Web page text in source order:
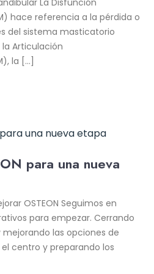
hace referencia a la pérdida o
del sistema masticatorio
Articulación
la […]
para una nueva
OSTEON Seguimos en
para empezar. Cerrando
las opciones de
centro y preparando los